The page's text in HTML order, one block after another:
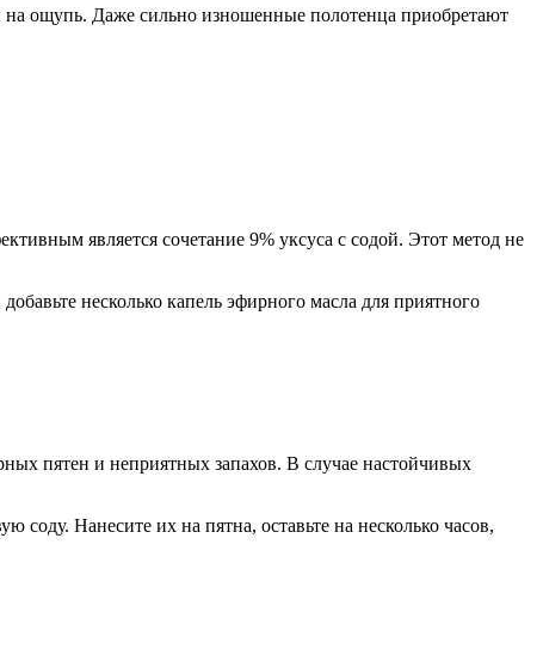
на ощупь. Даже сильно изношенные полотенца приобретают
является сочетание 9% уксуса с содой. Этот метод не
несколько капель эфирного масла для приятного
пятен и неприятных запахов. В случае настойчивых
соду. Нанесите их на пятна, оставьте на несколько часов,